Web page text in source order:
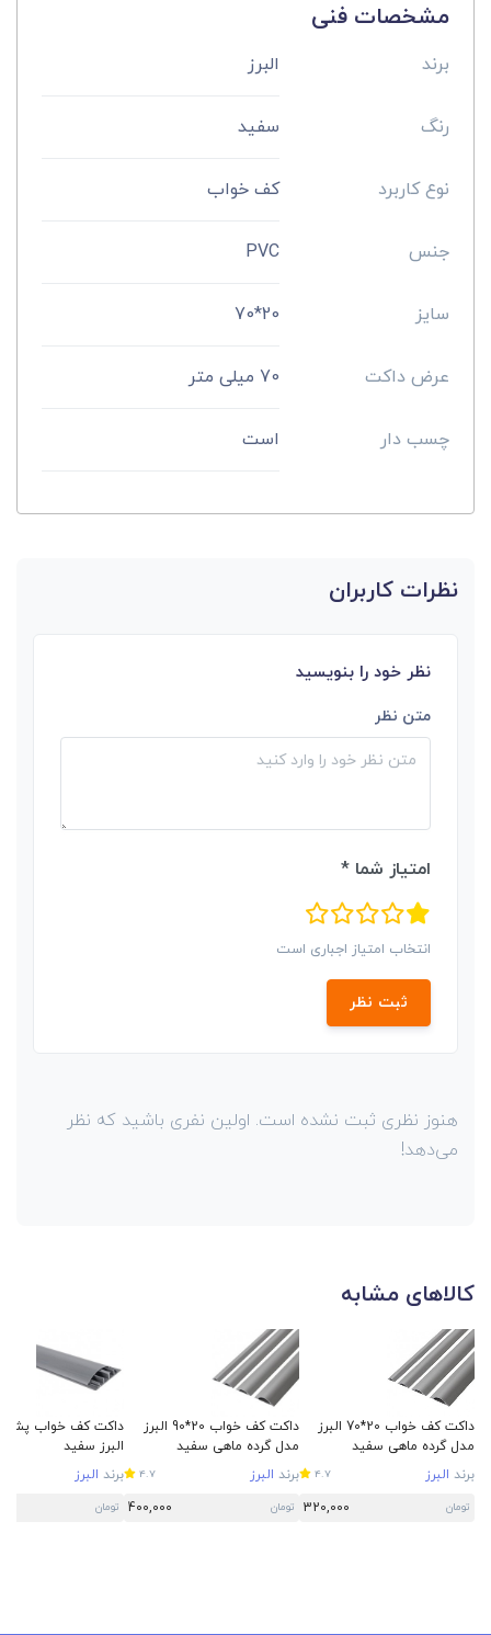
مشخصات فنی
برند البرز
رنگ سفید
نوع کاربرد کف خواب
جنس PVC
سایز 20*70
عرض داکت 70 میلی متر
چسب دار است
نظرات کاربران
نظر خود را بنویسید
متن نظر
امتیاز شما *
انتخاب امتیاز اجباری است
ثبت نظر
هنوز نظری ثبت نشده است. اولین نفری باشید که نظر
می‌دهد!
کالاهای مشابه
داکت کف خواب 20*70 البرز
مدل گرده ماهی سفید
برند البرز 4.7
تومان 320,000
داکت کف خواب 20*90 البرز
مدل گرده ماهی سفید
برند البرز 4.7
تومان 400,000
البرز سفید
برند البرز
تومان